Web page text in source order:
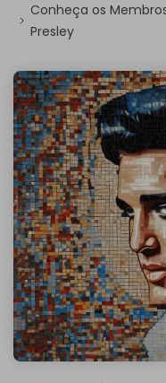
Conheça os
Presley